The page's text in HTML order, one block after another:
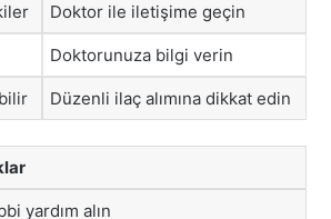
Doktor ile iletişime geçin
Doktorunuza bilgi verin
Düzenli ilaç alımına dikkat edin
yardım alın